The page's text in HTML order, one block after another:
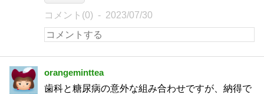
コメント(0) 2023/07/30
orangeminttea
歯科と糖尿病の意外な組み合わせですが、納得で